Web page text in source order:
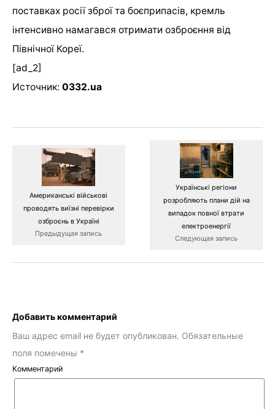
поставках росії зброї та боєприпасів, кремль
інтенсивно намагався отримати озброєння від
Північної Кореї.
[ad_2]
Источник: 0332.ua
Американські військові
проводять виїзні перевірки
озброєнь в Україні
Предыдущая запись
Українські регіони
розробляють плани дій на
випадок повної втрати
електроенергії
Следующая запись
Добавить комментарий
Ваш адрес email не будет опубликован. Обязательные
поля помечены *
Комментарий